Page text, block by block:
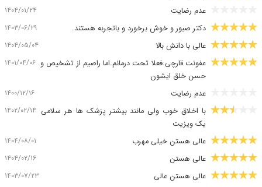
عدم رضایت ۱۴۰۴/۰۱/۲۴
دکتر صبور و خوش برخورد و باتجربه هستند. ۱۴۰۳/۰۶/۲۹
عالی با دانش بالا ۱۴۰۴/۰۵/۰۴
عفونت قارچی.فعلا تحت درمانم.اما راصیم از تشخیص و
حسن خلق ایشون
۱۴۰۱/۰۴/۰۶
عدم رضایت ۱۴۰۰/۱۲/۱۶
با اخلاق خوب ولی مانند بیشتر پزشک ها هر سلامی
یک ویزیت
۱۴۰۲/۰۲/۱۴
عالی هستن خیلی مهرب ۱۴۰۴/۰۸/۰۱
عالی هستن ۱۴۰۴/۰۲/۱۶
عالی هستن عالی ۱۴۰۳/۰۷/۲۳